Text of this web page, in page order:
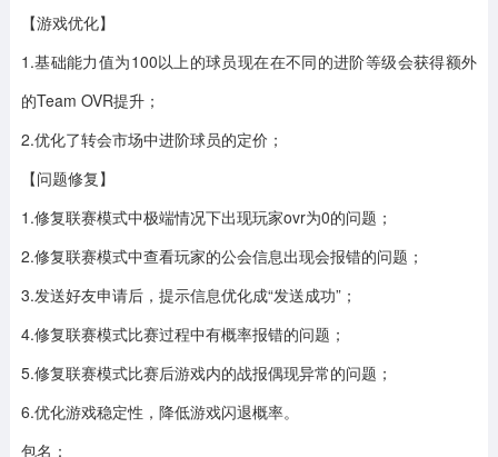
【游戏优化】
1.基础能力值为100以上的球员现在在不同的进阶等级会获得额外
的Team OVR提升；
2.优化了转会市场中进阶球员的定价；
【问题修复】
1.修复联赛模式中极端情况下出现玩家ovr为0的问题；
2.修复联赛模式中查看玩家的公会信息出现会报错的问题；
3.发送好友申请后，提示信息优化成“发送成功”；
4.修复联赛模式比赛过程中有概率报错的问题；
5.修复联赛模式比赛后游戏内的战报偶现异常的问题；
6.优化游戏稳定性，降低游戏闪退概率。
包名：